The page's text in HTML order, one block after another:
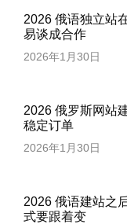
2026 俄语独立站
易谈成合作
2026年1月30日
2026 俄罗斯网站
稳定订单
2026年1月30日
2026 俄语建站之
式要跟着变